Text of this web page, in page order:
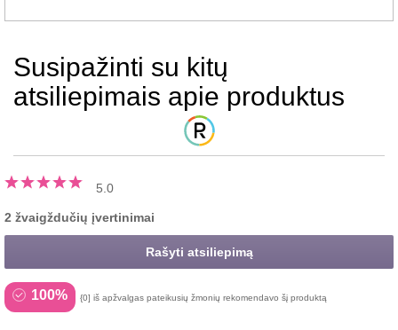
Susipažinti su kitų
atsiliepimais apie produktus
5.0
2 žvaigždučių įvertinimai
Rašyti atsiliepimą
100% {0] iš apžvalgas pateikusių žmonių rekomendavo šį produktą